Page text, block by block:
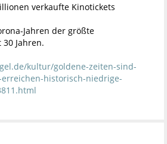
verkaufte Kinotickets
Jahren der größte
Jahren.
kultur/goldene-zeiten-sind-
historisch-niedrige-